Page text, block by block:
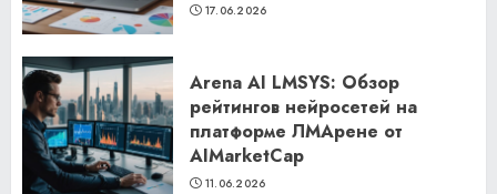
17.06.2026
Arena AI LMSYS: Обзор
рейтингов нейросетей на
платформе ЛМАрене от
AIMarketCap
11.06.2026